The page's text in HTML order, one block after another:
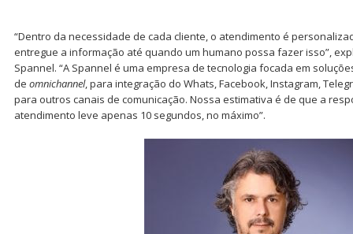
“Dentro da necessidade de cada cliente, o atendimento é
entregue a informação até quando um humano possa fazer isso”,
Spannel. “A Spannel é uma empresa de tecnologia focada em
de omnichannel, para integração do Whats, Facebook, Instagram,
para outros canais de comunicação. Nossa estimativa é de que a
atendimento leve apenas 10 segundos, no máximo”.